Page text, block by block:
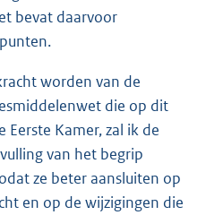
bevat daarvoor
worden van de
die op dit
Kamer, zal ik de
van het begrip
ze beter aansluiten op
en op de wijzigingen die